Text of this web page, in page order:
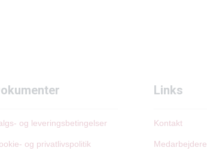
og leveringsbetingelser
og privatlivspolitik
Links
Kontakt
Medarbejdere